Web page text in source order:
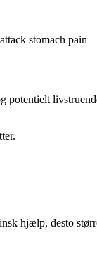
stomach pain
hjælp, desto